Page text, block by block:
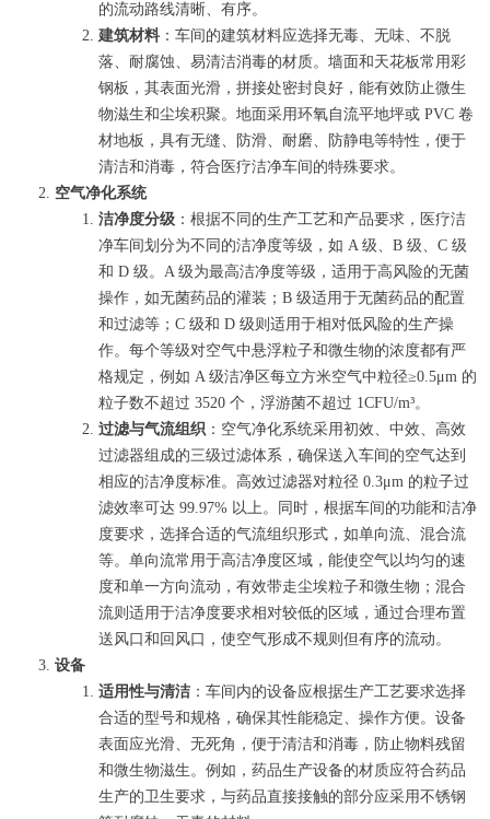
的流动路线清晰、有序。
建筑材料 ：车间的建筑材料应选择无毒、无味、不脱
落、耐腐蚀、易清洁消毒的材质。墙面和天花板常用彩
钢板，其表面光滑，拼接处密封良好，能有效防止微生
物滋生和尘埃积聚。地面采用环氧自流平地坪或 PVC 卷
材地板，具有无缝、防滑、耐磨、防静电等特性，便于
清洁和消毒，符合医疗洁净车间的特殊要求。
空气净化系统
洁净度分级 ：根据不同的生产工艺和产品要求，医疗洁
净车间划分为不同的洁净度等级，如 A 级、B 级、C 级
和 D 级。A 级为最高洁净度等级，适用于高风险的无菌
操作，如无菌药品的灌装；B 级适用于无菌药品的配置
和过滤等；C 级和 D 级则适用于相对低风险的生产操
作。每个等级对空气中悬浮粒子和微生物的浓度都有严
格规定，例如 A 级洁净区每立方米空气中粒径≥0.5μm 的
粒子数不超过 3520 个，浮游菌不超过 1CFU/m³。
过滤与气流组织 ：空气净化系统采用初效、中效、高效
过滤器组成的三级过滤体系，确保送入车间的空气达到
相应的洁净度标准。高效过滤器对粒径 0.3μm 的粒子过
滤效率可达 99.97% 以上。同时，根据车间的功能和洁净
度要求，选择合适的气流组织形式，如单向流、混合流
等。单向流常用于高洁净度区域，能使空气以均匀的速
度和单一方向流动，有效带走尘埃粒子和微生物；混合
流则适用于洁净度要求相对较低的区域，通过合理布置
送风口和回风口，使空气形成不规则但有序的流动。
设备
适用性与清洁 ：车间内的设备应根据生产工艺要求选择
合适的型号和规格，确保其性能稳定、操作方便。设备
表面应光滑、无死角，便于清洁和消毒，防止物料残留
和微生物滋生。例如，药品生产设备的材质应符合药品
生产的卫生要求，与药品直接接触的部分应采用不锈钢